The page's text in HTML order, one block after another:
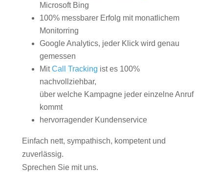
Microsoft Bing
100% messbarer Erfolg mit monatlichem
Monitorring
Google Analytics, jeder Klick wird genau
gemessen
MitCall Tracking ist es 100%
nachvollziehbar,
über welche Kampagne jeder einzelne Anruf
kommt
hervorragender Kundenservice
Einfach nett, sympathisch, kompetent und
zuverlässig.
Sprechen Sie mit uns.